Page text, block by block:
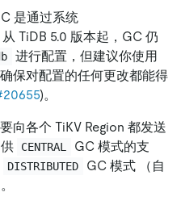
是通过系统
TiDB 5.0 版本起，GC 仍
进行配置，但建议你使用
保对配置的任何更改都能得
)。
向各个 TiKV Region 都发送
CENTRAL
GC 模式的支
DISTRIBUTED
GC 模式 （自